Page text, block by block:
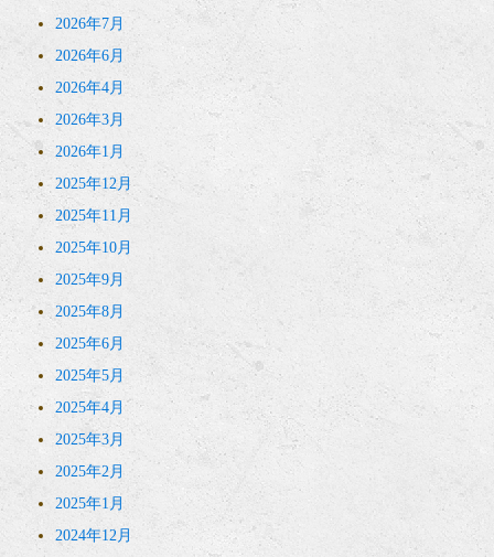
2026年7月
2026年6月
2026年4月
2026年3月
2026年1月
2025年12月
2025年11月
2025年10月
2025年9月
2025年8月
2025年6月
2025年5月
2025年4月
2025年3月
2025年2月
2025年1月
2024年12月